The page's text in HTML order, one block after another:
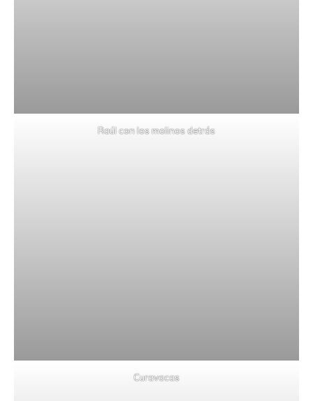
Raúl con los molinos detrás
Curavacas